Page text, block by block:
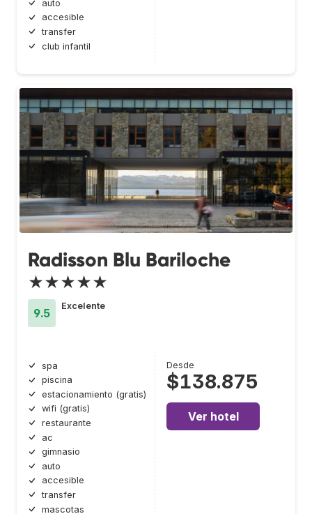
auto
accesible
transfer
club infantil
Radisson Blu Bariloche
★★★★★
9.5
Excelente
spa
piscina
estacionamiento (gratis)
wifi (gratis)
restaurante
ac
gimnasio
auto
accesible
transfer
mascotas
Desde
$138.875
Ver hotel